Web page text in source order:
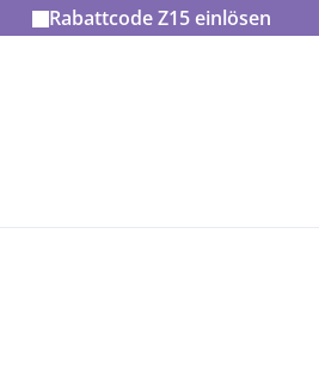
RabattcodeZ15einlösen